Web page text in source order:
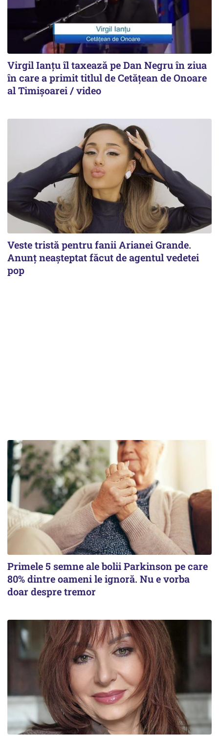
Virgil Ianțu îl taxează pe Dan Negru în ziua
în care a primit titlul de Cetățean de Onoare
al Timișoarei / video
Veste tristă pentru fanii Arianei Grande.
Anunț neașteptat făcut de agentul vedetei
pop
Primele 5 semne ale bolii Parkinson pe care
80% dintre oameni le ignoră. Nu e vorba
doar despre tremor